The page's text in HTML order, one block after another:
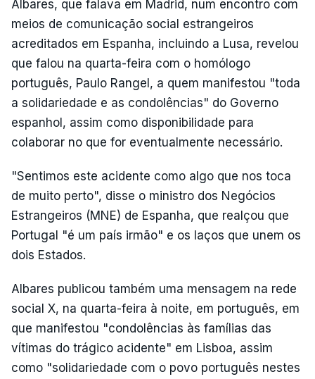
Albares, que falava em Madrid, num encontro com
meios de comunicação social estrangeiros
acreditados em Espanha, incluindo a Lusa, revelou
que falou na quarta-feira com o homólogo
português, Paulo Rangel, a quem manifestou "toda
a solidariedade e as condolências" do Governo
espanhol, assim como disponibilidade para
colaborar no que for eventualmente necessário.
"Sentimos este acidente como algo que nos toca
de muito perto", disse o ministro dos Negócios
Estrangeiros (MNE) de Espanha, que realçou que
Portugal "é um país irmão" e os laços que unem os
dois Estados.
Albares publicou também uma mensagem na rede
social X, na quarta-feira à noite, em português, em
que manifestou "condolências às famílias das
vítimas do trágico acidente" em Lisboa, assim
como "solidariedade com o povo português nestes